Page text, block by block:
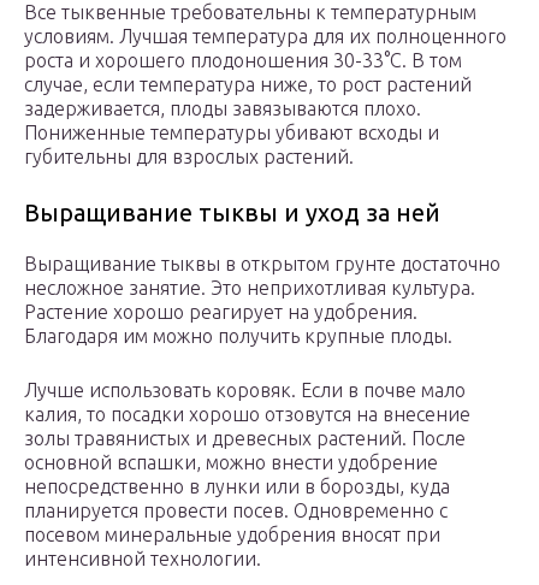
Все тыквенные требовательны к температурным
условиям. Лучшая температура для их полноценного
роста и хорошего плодоношения 30-33°С. В том
случае, если температура ниже, то рост растений
задерживается, плоды завязываются плохо.
Пониженные температуры убивают всходы и
губительны для взрослых растений.
Выращивание тыквы и уход за ней
Выращивание тыквы в открытом грунте достаточно
несложное занятие. Это неприхотливая культура.
Растение хорошо реагирует на удобрения.
Благодаря им можно получить крупные плоды.
Лучше использовать коровяк. Если в почве мало
калия, то посадки хорошо отзовутся на внесение
золы травянистых и древесных растений. После
основной вспашки, можно внести удобрение
непосредственно в лунки или в борозды, куда
планируется провести посев. Одновременно с
посевом минеральные удобрения вносят при
интенсивной технологии.